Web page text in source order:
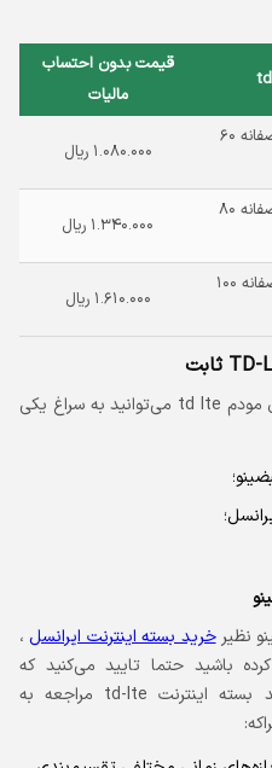
قیمت بدون احتساب
مالیات
با سرعت ۲ مگابایت ماهیانه حجم منصفانه ۶۰
۱.۰۸۰.۰۰۰ ریال
با سرعت ۴ مگابایت ماهیانه حجم منصفانه ۸۰
۱.۳۴۰.۰۰۰ ریال
با سرعت ۸ مگابایت ماهیانه حجم منصفانه ۱۰۰
۱.۶۱۰.۰۰۰ ریال
برای خرید بسته اینترنت ایرانسل برای مودم td lte می‌توانید به سراغ یکی
نظیرخرید بسته اینترنت ایرانسل،
باشید حتما تایید می‌کنید که
ساده‌ترین و راحت‌ترین روش خرید بسته اینترنت td-lte مراجعه به